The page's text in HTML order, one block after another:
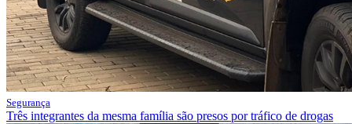
Segurança
Três integrantes da mesma família são presos por tráfico de drogas